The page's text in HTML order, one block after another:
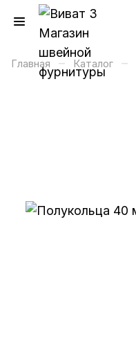
Главная – Каталог –